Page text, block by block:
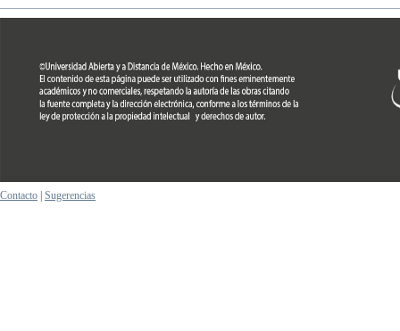
Contacto Sugerencias